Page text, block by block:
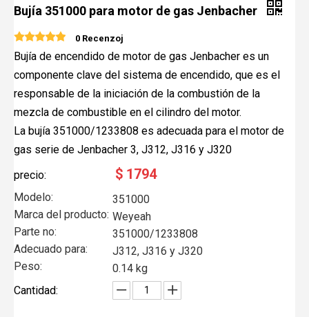
Bujía 351000 para motor de gas Jenbacher
0 Recenzoj
Bujía de encendido de motor de gas Jenbacher es un
componente clave del sistema de encendido, que es el
responsable de la iniciación de la combustión de la
mezcla de combustible en el cilindro del motor.
La bujía 351000/1233808 es adecuada para el motor de
gas serie de Jenbacher 3, J312, J316 y J320
precio:
$ 1794
Modelo:
351000
Marca del producto: Weyeah
Parte no:
351000/1233808
Adecuado para:
J312, J316 y J320
Peso:
0.14 kg
Cantidad: